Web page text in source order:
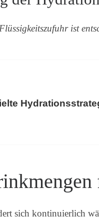
ist
sich kontinuierlich